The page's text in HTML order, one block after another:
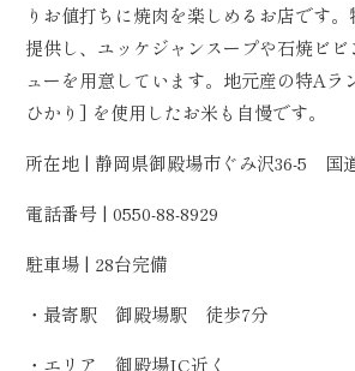
りお値打ちに焼肉を楽しめるお店です
提供し、ユッケジャンスープや石焼ビ
ューを用意しています。地元産の特Aラ
ひかり] を使用したお米も自慢です。
所在地 | 静岡県御殿場市ぐみ沢36-5 国
電話番号 | 0550-88-8929
駐車場 | 28台完備
・最寄駅 御殿場駅 徒歩7分
・エリア 御殿場IC近く